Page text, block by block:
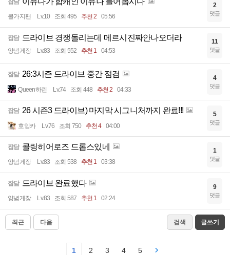
볼가지팬 Lv.10 조회 495 추천 2 05:56
2
댓글
잡담 드라이브 경쟁돌리는데 메르시진짜안나오더라
양념게장 Lv.83 조회 552 추천 1 04:53
11
댓글
잡담 26:3시즌 드라이브 중간 점검
Queen하린 Lv.74 조회 448 추천 2 04:33
4
댓글
잡담 26 시즌3 드라이브) 마지막 시그니처까지 완료!!!
호잉카 Lv.76 조회 750 추천 4 04:00
5
댓글
잡담 콜링히어로즈 드롭스있네
양념게장 Lv.83 조회 538 추천 1 03:38
1
댓글
잡담 드라이브 완료했다
양념게장 Lv.83 조회 587 추천 1 02:24
9
댓글
최근 다음 검색 글쓰기
1 2 3 4 5